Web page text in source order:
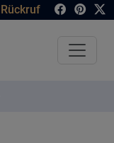
Rückruf